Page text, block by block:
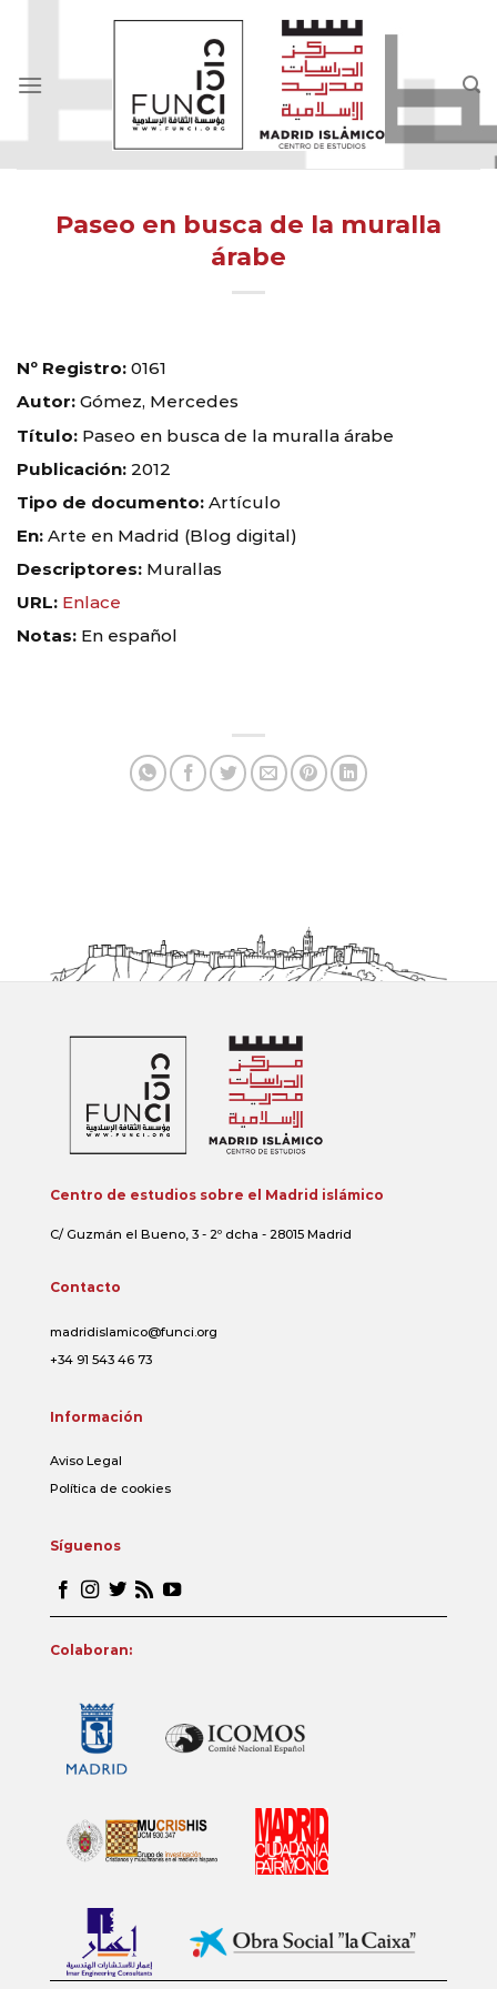
Paseo en busca de la muralla
árabe
Nº Registro: 0161
Autor: Gómez, Mercedes
Título: Paseo en busca de la muralla árabe
Publicación: 2012
Tipo de documento: Artículo
En: Arte en Madrid (Blog digital)
Descriptores: Murallas
URL: Enlace
Notas: En español
Centro de estudios sobre el Madrid islámico
C/ Guzmán el Bueno, 3 - 2º dcha - 28015 Madrid
Contacto
madridislamico@funci.org
+34 91 543 46 73
Información
Aviso Legal
Política de cookies
Síguenos
Colaboran: